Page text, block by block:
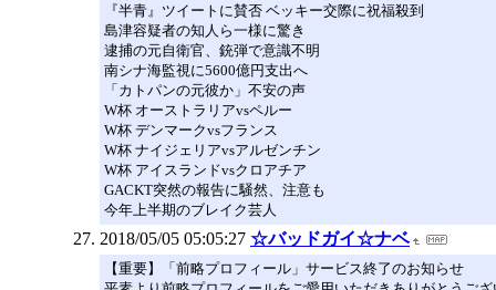
『半青』ツイートに賛否 ベッキー交際に祝福殺到
島津容疑者の知人ら一様に驚き
逮捕の元自衛官、銃弾で意識不明
南シナ海監視に5600億円支出へ
「カトパンの元彼か」不安の声
W杯 オーストラリアvsペルー
W杯 デンマークvsフランス
W杯 ナイジェリアvsアルゼンチン
W杯 アイスランドvsクロアチア
GACKT突然の報告に騒然、注意も
今年上半期のブレイク芸人
2018/05/05 05:05:27 ☆バッドガイ☆ナベ
【重要】「前略プロフィール」サービス終了のお知らせ